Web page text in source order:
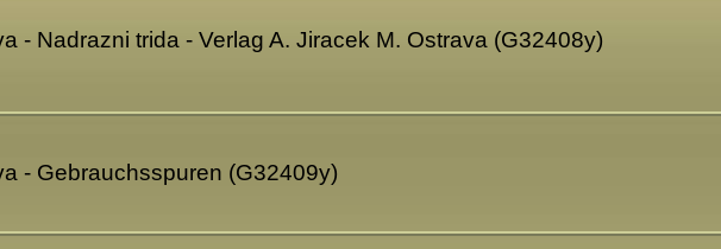
- Nadrazni trida - Verlag A. Jiracek M. Ostrava (G32408y)
- Gebrauchsspuren (G32409y)